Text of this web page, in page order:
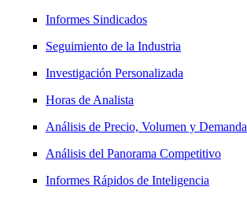
Informes Sindicados
Seguimiento de la Industria
Investigación Personalizada
Horas de Analista
Análisis de Precio, Volumen y Demanda
Análisis del Panorama Competitivo
Informes Rápidos de Inteligencia